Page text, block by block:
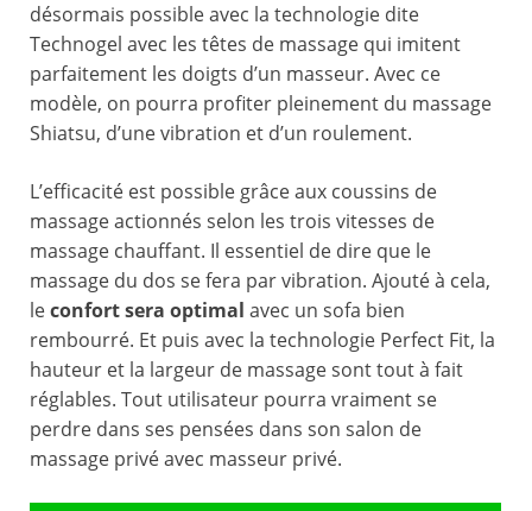
désormais possible avec la technologie dite
Technogel avec les têtes de massage qui imitent
parfaitement les doigts d’un masseur. Avec ce
modèle, on pourra profiter pleinement du massage
Shiatsu, d’une vibration et d’un roulement.
L’efficacité est possible grâce aux coussins de
massage actionnés selon les trois vitesses de
massage chauffant. Il essentiel de dire que le
massage du dos se fera par vibration. Ajouté à cela,
leconfort sera optimal avec un sofa bien
rembourré. Et puis avec la technologie Perfect Fit, la
hauteur et la largeur de massage sont tout à fait
réglables. Tout utilisateur pourra vraiment se
perdre dans ses pensées dans son salon de
massage privé avec masseur privé.